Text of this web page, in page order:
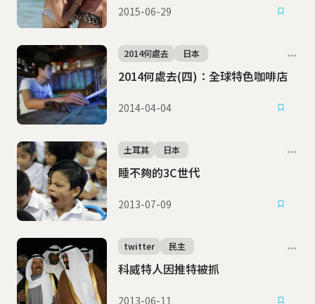
2015-06-29
2014何處去(四)：全球特色咖啡店
2014何處去 日本
2014-04-04
睡不夠的3C世代
土耳其 日本
2013-07-09
科威特人因推特被抓
twitter 民主
2013-06-11